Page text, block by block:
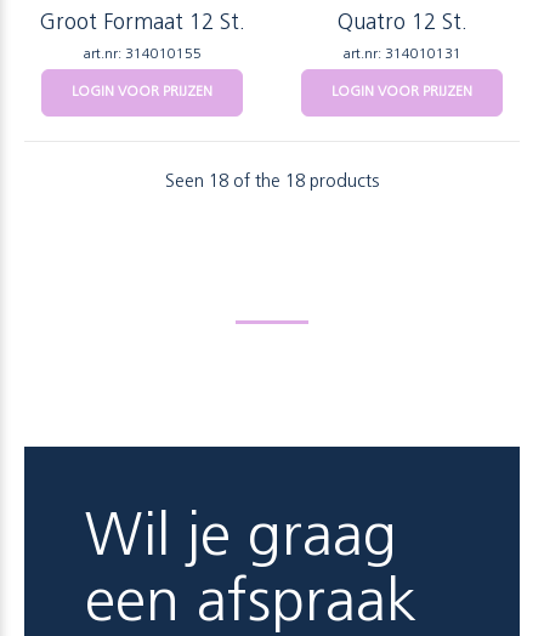
Groot Formaat 12 St.
art.nr: 314010155
LOGIN VOOR PRIJZEN
Quatro 12 St.
art.nr: 314010131
LOGIN VOOR PRIJZEN
Seen 18 of the 18 products
Wil je graag
een afspraak